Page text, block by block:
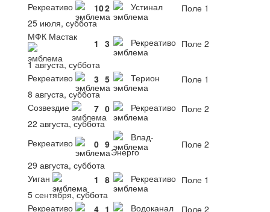
Рекреативо
102 Устинал
Поле 1
25 июля, суббота
МФК Мастак
1 3 Рекреативо Поле 2
1 августа, суббота
Рекреативо
3 5 Терион
Поле 1
8 августа, суббота
Созвездие
7 0 Рекреативо Поле 2
22 августа, суббота
Рекреативо
0 9
Влад-
Энерго
Поле 2
29 августа, суббота
Уиган
1 8 Рекреативо Поле 1
5 сентября, суббота
Рекреативо
4 1 Водоканал Поле 2